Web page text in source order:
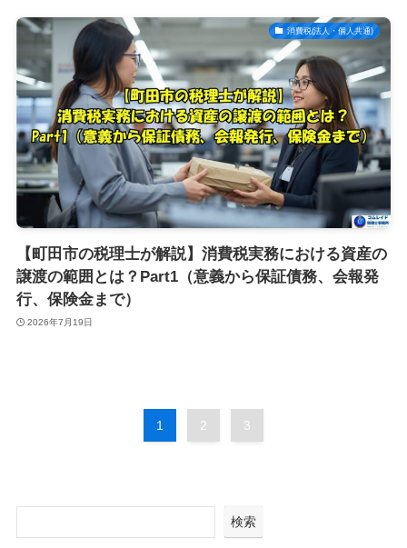
消費税(法人・個人共通)
【町田市の税理士が解説】消費税実務における資産の
譲渡の範囲とは？Part1（意義から保証債務、会報発
行、保険金まで）
2026年7月19日
1 2 3
検索